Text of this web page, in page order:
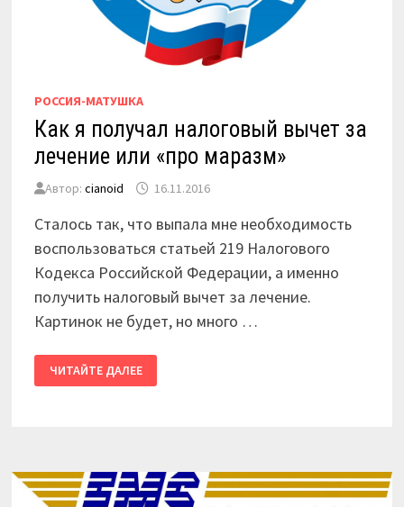
РОССИЯ-МАТУШКА
Как я получал налоговый вычет за
лечение или «про маразм»
Автор: cianoid 16.11.2016
Сталось так, что выпала мне необходимость
воспользоваться статьей 219 Налогового
Кодекса Российской Федерации, а именно
получить налоговый вычет за лечение.
Картинок не будет, но много …
КАК
Я
ПОЛУЧАЛ
МАРАЗМ»
ЧИТАЙТЕ ДАЛЕЕ